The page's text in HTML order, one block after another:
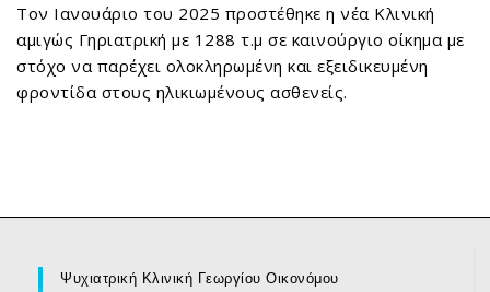
Τον Ιανουάριο του 2025 προστέθηκε η νέα Κλινική
αμιγώς Γηριατρική με 1288 τ.μ σε καινούργιο οίκημα με
στόχο να παρέχει ολοκληρωμένη και εξειδικευμένη
φροντίδα στους ηλικιωμένους ασθενείς.
Ψυχιατρική Κλινική Γεωργίου Οικονόμου